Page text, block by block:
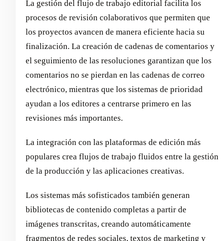
La gestión del flujo de trabajo editorial facilita los
procesos de revisión colaborativos que permiten que
los proyectos avancen de manera eficiente hacia su
finalización. La creación de cadenas de comentarios y
el seguimiento de las resoluciones garantizan que los
comentarios no se pierdan en las cadenas de correo
electrónico, mientras que los sistemas de prioridad
ayudan a los editores a centrarse primero en las
revisiones más importantes.
La integración con las plataformas de edición más
populares crea flujos de trabajo fluidos entre la gestión
de la producción y las aplicaciones creativas.
Los sistemas más sofisticados también generan
bibliotecas de contenido completas a partir de
imágenes transcritas, creando automáticamente
fragmentos de redes sociales, textos de marketing y